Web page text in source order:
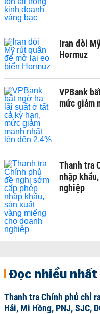
Iran đòi
Hormuz
VPBank
mức giảm
Thanh tra
nhập
nghiệp
Đọc nhiều nhất
Thanh tra Chính phủ chỉ
Hải, Mi Hồng, PNJ, SJC,